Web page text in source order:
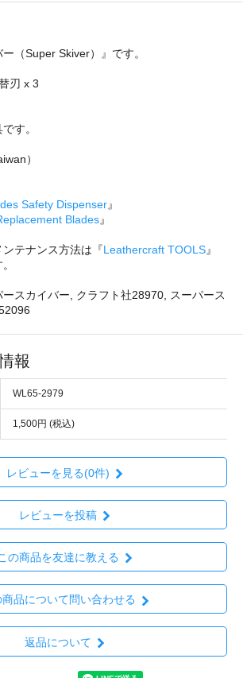
ー（Super Skiver）』です。
刃 x 3
す。
）
Safety Dispenser』
Blades』
テナンス方法は『Leathercraft TOOLS』
スカイバー, クラフト社28970, スーパース
報
WL65-2979
1,500円 (税込)
レビューを見る(0件)
レビューを投稿
の商品を友達に教える
商品について問い合わせる
返品について